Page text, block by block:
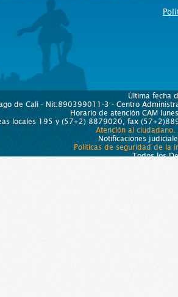
Última fecha
de Cali - Nit:890399011-3 - Centro
Horario de atención CAM
locales 195 y (57+2) 8879020, fax
Atención al ciudadano.
Notificaciones
Políticas de seguridad de la
Todos los